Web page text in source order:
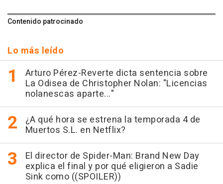
Contenido patrocinado
Lo más leído
Arturo Pérez-Reverte dicta sentencia sobre
La Odisea de Christopher Nolan: "Licencias
nolanescas aparte..."
¿A qué hora se estrena la temporada 4 de
Muertos S.L. en Netflix?
El director de Spider-Man: Brand New Day
explica el final y por qué eligieron a Sadie
Sink como ((SPOILER))